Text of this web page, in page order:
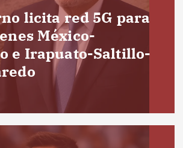
licita red 5G para
México-
e Irapuato-Saltillo-